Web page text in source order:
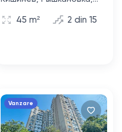
45 m² 2 din 15
Vanzare